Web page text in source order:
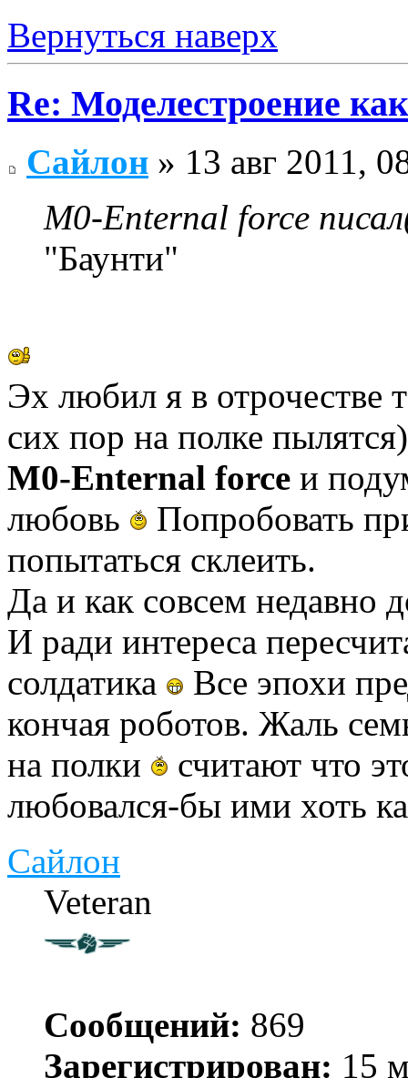
Вернуться наверх
Re: Моделестроение
Сайлон » 13 авг 2011,
M0-Enternal force
"Баунти"
Эх любил я в отрочестве
сих пор на полке
M0-Enternal force и
любовь
Попробовать
попытаться склеить.
Да и как совсем недавно
И ради интереса
солдатика
Все эпохи
кончая роботов. Жаль
на полки
считают что
любовался-бы ими хоть
Сайлон
Veteran
Сообщений: 869
Зарегистрирован: 15